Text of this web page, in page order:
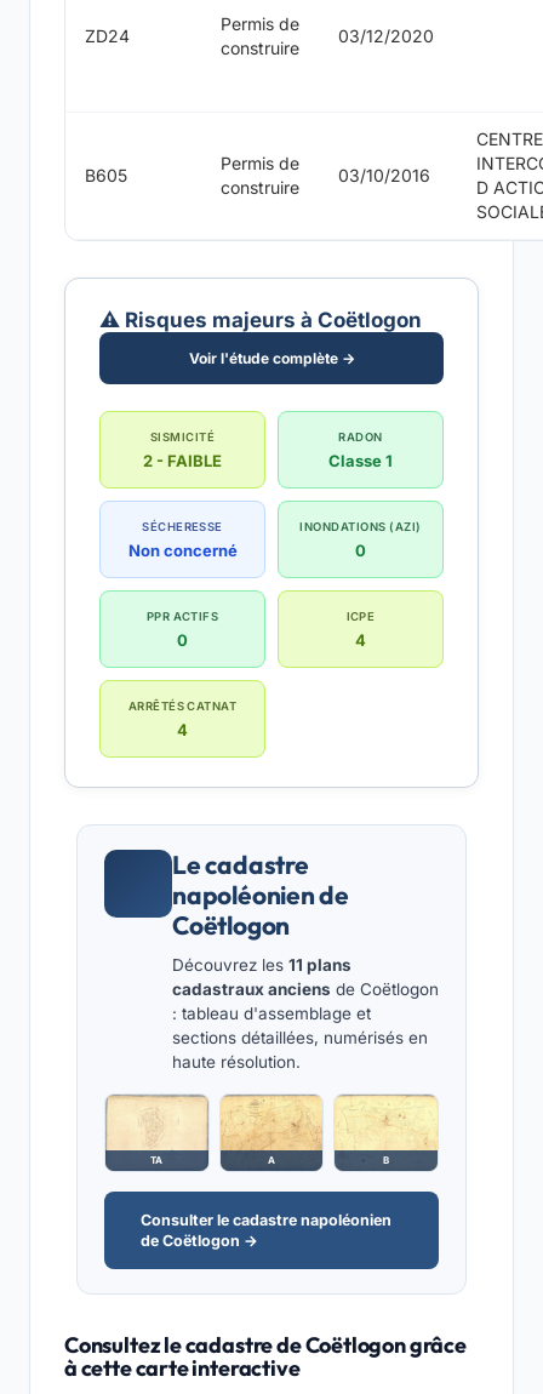
ZD24
Permis de
construire
03/12/2020
B605
Permis de
construire
03/10/2016
CENTRE
D
⚠️ Risques majeurs à Coëtlogon
Voir l'étude complète →
SISMICITÉ
2 - FAIBLE
RADON
Classe 1
SÉCHERESSE
Non concerné
INONDATIONS (AZI)
0
PPR ACTIFS
0
ICPE
4
ARRÊTÉS CATNAT
4
Le cadastre
napoléonien de
Coëtlogon
Découvrez les 11 plans
cadastraux anciens de Coëtlogon
: tableau d'assemblage et
sections détaillées, numérisés en
haute résolution.
TA A B
Consulter le cadastre napoléonien
de Coëtlogon →
Consultez le cadastre de Coëtlogon grâce
à cette carte interactive